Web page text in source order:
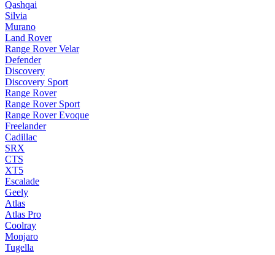
Qashqai
Silvia
Murano
Land Rover
Range Rover Velar
Defender
Discovery
Discovery Sport
Range Rover
Range Rover Sport
Range Rover Evoque
Freelander
Cadillac
SRX
CTS
XT5
Escalade
Geely
Atlas
Atlas Pro
Coolray
Monjaro
Tugella